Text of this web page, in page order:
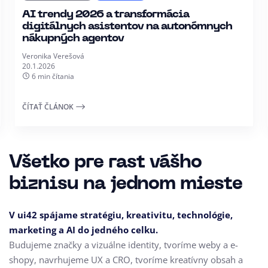
AI trendy 2026 a transformácia
digitálnych asistentov na autonómnych
nákupných agentov
Veronika Verešová
20.1.2026
6 min čítania
ČÍTAŤ ČLÁNOK
Všetko pre rast vášho
biznisu na jednom mieste
V ui42 spájame stratégiu, kreativitu, technológie,
marketing a AI do jedného celku.
Budujeme značky a vizuálne identity, tvoríme weby a e-
shopy, navrhujeme UX a CRO, tvoríme kreatívny obsah a